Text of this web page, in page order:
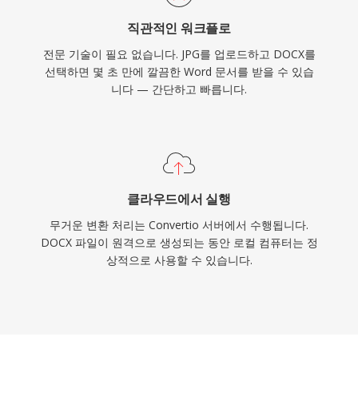
직관적인 워크플로
전문 기술이 필요 없습니다. JPG를 업로드하고 DOCX를
선택하면 몇 초 만에 깔끔한 Word 문서를 받을 수 있습
니다 — 간단하고 빠릅니다.
클라우드에서 실행
무거운 변환 처리는 Convertio 서버에서 수행됩니다.
DOCX 파일이 원격으로 생성되는 동안 로컬 컴퓨터는 정
상적으로 사용할 수 있습니다.